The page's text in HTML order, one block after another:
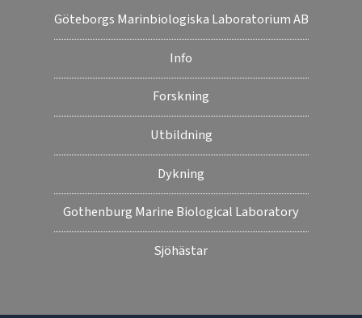
Göteborgs Marinbiologiska Laboratorium AB
Info
Forskning
Utbildning
Dykning
Gothenburg Marine Biological Laboratory
Sjöhästar